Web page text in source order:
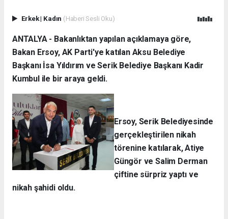
Erkek| Kadın (Haberi Sesli Oku)
ANTALYA - Bakanlıktan yapılan açıklamaya göre,
Bakan Ersoy, AK Parti'ye katılan Aksu Belediye
Başkanı İsa Yıldırım ve Serik Belediye Başkanı Kadir
Kumbul ile bir araya geldi.
Ersoy, Serik Belediyesinde
gerçekleştirilen nikah
törenine katılarak, Atiye
Güngör ve Salim Derman
çiftine sürpriz yaptı ve
nikah şahidi oldu.